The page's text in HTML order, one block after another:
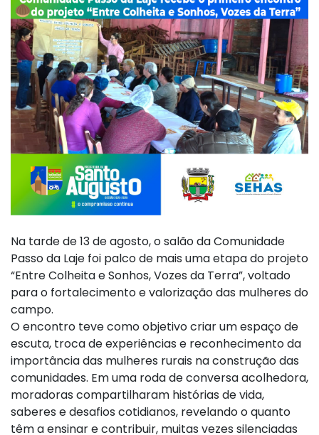
Na tarde de 13 de agosto, o salão da Comunidade
Passo da Laje foi palco de mais uma etapa do projeto
“Entre Colheita e Sonhos, Vozes da Terra”, voltado
para o fortalecimento e valorização das mulheres do
campo.
O encontro teve como objetivo criar um espaço de
escuta, troca de experiências e reconhecimento da
importância das mulheres rurais na construção das
comunidades. Em uma roda de conversa acolhedora,
moradoras compartilharam histórias de vida,
saberes e desafios cotidianos, revelando o quanto
têm a ensinar e contribuir, muitas vezes silenciadas